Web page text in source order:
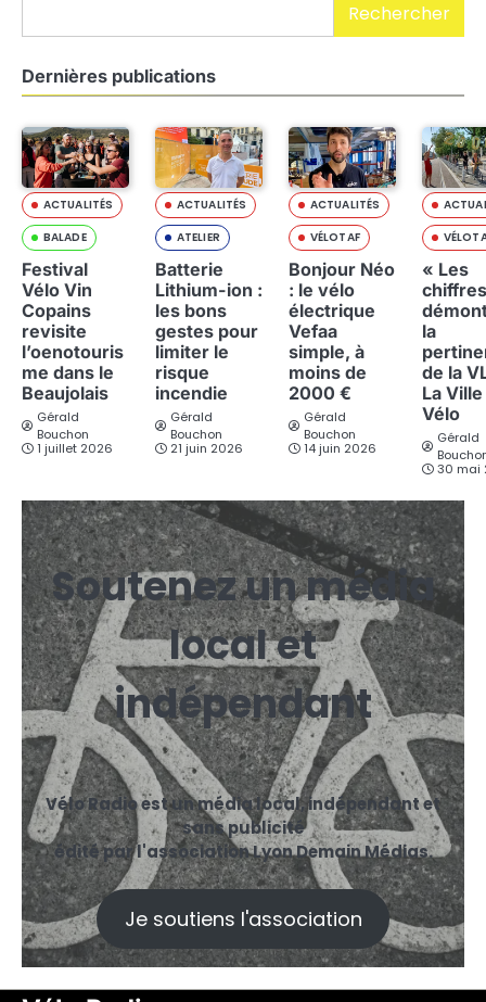
Rechercher
Dernières publications
ACTUALITÉS
BALADE
Festival
Vélo Vin
Copains
revisite
l’oenotouris
me dans le
Beaujolais
Gérald
Bouchon
1 juillet 2026
ACTUALITÉS
ATELIER
Batterie
Lithium-ion :
les bons
gestes pour
limiter le
risque
incendie
Gérald
Bouchon
21 juin 2026
ACTUALITÉS
VÉLOTAF
Bonjour Néo
: le vélo
électrique
Vefaa
simple, à
moins de
2000 €
Gérald
Bouchon
14 juin 2026
« Les
chiffres
la
de la
La Ville
Vélo
Gérald
30 mai
Soutenez un média
local et
indépendant
Vélo Radio est un média local, indépendant et
sans publicité
édité par l'association Lyon Demain Médias.
Je soutiens l'association